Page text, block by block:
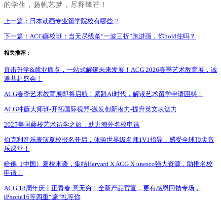
的学生，扬帆艺梦，尽释锋芒！
上一篇： 日本动画专业留学院校有哪些？
下一篇： ACG藤校班：当无尽线条“一波三折”跑进画，你hold住吗？
相关推荐：
直击升学&就业痛点，一站式解锁未来发展！ACG 2026春季艺术教育展，诚
邀共赴盛会！
ACG春季艺术教育展即将启航！紧跟AI时代，解读艺术留学申请困惑！
ACG冲藤大师班-开拓国际视野-激发创新潜力-提升英文表达力
2025美国藤校艺术访学之旅，助力海外名校申请
伯克利音乐表演夏校报名开启，体验世界级名师1V1指导，感受全球顶尖音
乐课堂！
哈佛（中国）夏校来袭，集结Harvard X ACG X unesco强大资源，助推名校
申请！
ACG 18周年庆丨正青春·意无穷！全新产品官宣，更有感恩回馈专场，
iPhone16等四重“壕”礼等你